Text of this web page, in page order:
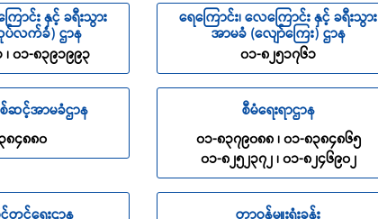
ောင်း နှင့် ခရီးသွား
လက်ခံ) ဌာန
၀၁-၈၃၉၁၉၉၃
ရေကြောင်း၊ လေကြောင်း နှင့် ခရီးသွား
အာမခံ (လျော်ကြေး) ဌာန
၀၁-၈၂၅၁၇၆၁
င့်အာမခံဌာန
၈၄၈၈၀
စီမံရေးရာဌာန
၀၁-၈၃၇၉၀၈၈ ၊ ၀၁-၈၃၈၄၈၆၅
၀၁-၈၂၅၂၃၇၂ ၊ ၀၁-၈၂၄၆၉၀၂